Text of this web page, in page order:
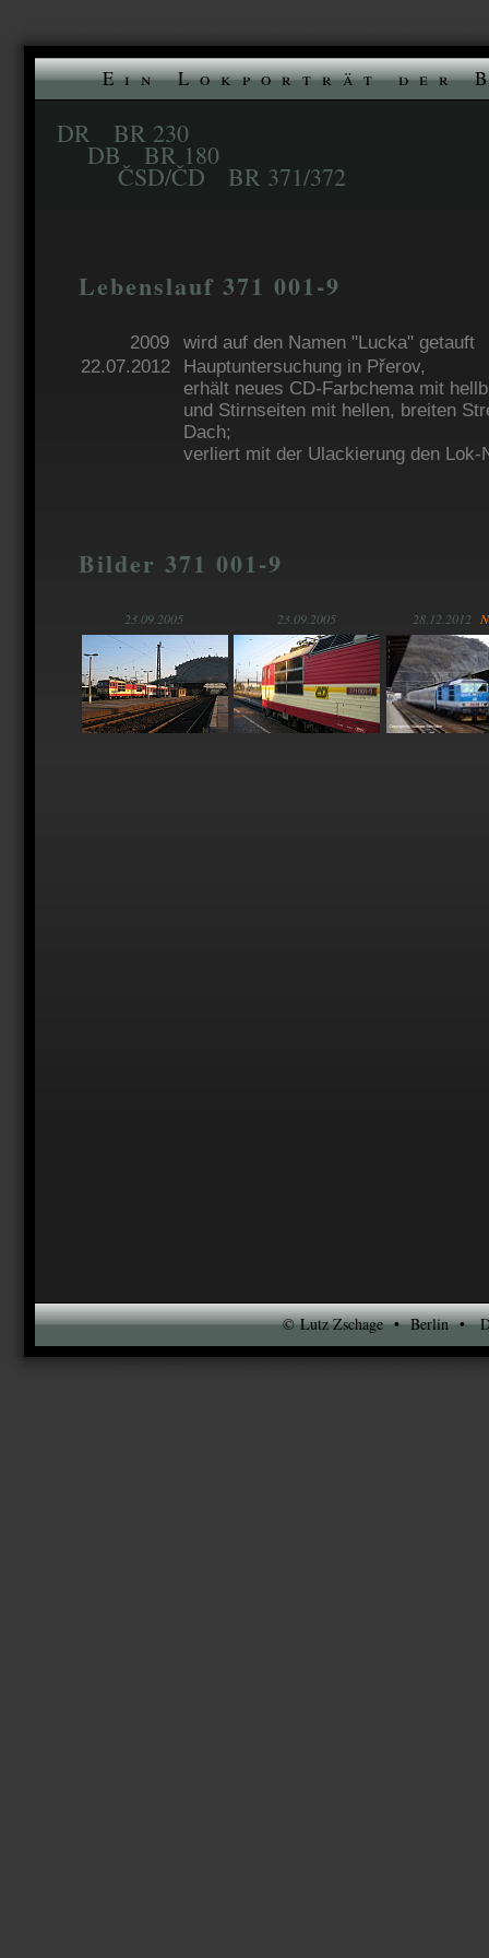
Ein Lokporträt der
DR BR 230
DB BR 180
ČSD/ČD BR 371/372
Lebenslauf 371 001-9
2009
wird auf den Namen "Lucka" getauft
22.07.2012
Hauptuntersuchung in Přerov,
erhält neues CD-Farbchema mit
und Stirnseiten mit hellen, breiten
Dach;
verliert mit der Ulackierung den Lok-
Bilder 371 001-9
23.09.2005 23.09.2005 28.12.2012
© Lutz Zschage • Berlin •